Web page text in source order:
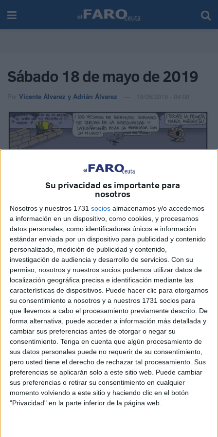
Su privacidad es importante para
nosotros
Nosotros y nuestros 1731 socios almacenamos y/o accedemos
a información en un dispositivo, como cookies, y procesamos
datos personales, como identificadores únicos e información
estándar enviada por un dispositivo para publicidad y contenido
personalizado, medición de publicidad y contenido,
investigación de audiencia y desarrollo de servicios. Con su
permiso, nosotros y nuestros socios podemos utilizar datos de
localización geográfica precisa e identificación mediante las
características de dispositivos. Puede hacer clic para otorgarnos
su consentimiento a nosotros y a nuestros 1731 socios para
que llevemos a cabo el procesamiento previamente descrito. De
forma alternativa, puede acceder a información más detallada y
cambiar sus preferencias antes de otorgar o negar su
consentimiento. Tenga en cuenta que algún procesamiento de
sus datos personales puede no requerir de su consentimiento,
pero usted tiene el derecho de rechazar tal procesamiento. Sus
preferencias se aplicarán solo a este sitio web. Puede cambiar
sus preferencias o retirar su consentimiento en cualquier
momento volviendo a este sitio y haciendo clic en el botón
"Privacidad" en la parte inferior de la página web.
Sábado 18 de mayo de 2019
Por Vicente Álvarez y Adrián Álvarez 18/05/2019 - 04:00
RelatedPosts
Ceuta no puede seguir soportando en
solitario una situación que supera con
creces sus capacidades
HACE 18 MINUTOS
El Ceuta, a la espera de José Ángel
Jurado del Dépor
HACE 27 MINUTOS
Vox pide excluir a Marruecos del Mundial
2030 tras la crisis fronteriza de Ceuta
HACE 45 MINUTOS
Seguridad privada en el cementerio
musulmán tras el desalojo de 700
personas